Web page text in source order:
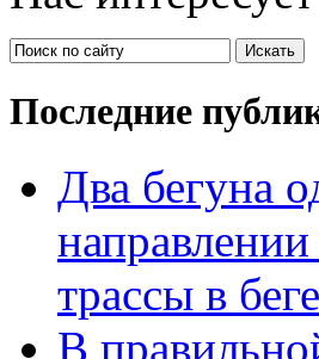
Последние
Два бегуна
трассы в
В